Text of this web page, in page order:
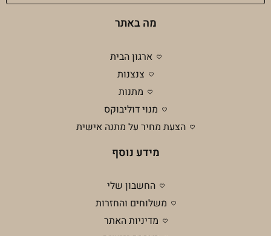
מה באתר
ארגון הבית
צנצנות
מתנות
מנוי דוליבוקס
הצעת מחיר על מתנה אישית
מידע נוסף
החשבון שלי
משלוחים והחזרות
מדיניות האתר